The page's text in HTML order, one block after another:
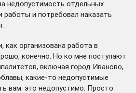
недопустимость отдельных
работы и потребовал наказать
как организована работа в
конечно. Но ко мне поступают
включая город Иваново,
какие-то недопустимые
вам: это недопустимо. Просто